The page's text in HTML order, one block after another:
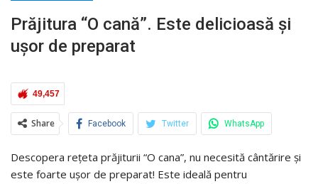
Prăjitura “O cană”. Este delicioasă și
ușor de preparat
49,457
Share Facebook Twitter WhatsApp
Descopera rețeta prăjiturii “O cana”, nu necesită cântărire și
este foarte ușor de preparat! Este ideală pentru